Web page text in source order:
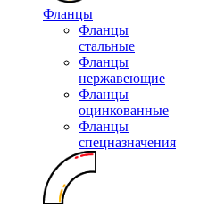
Фланцы
Фланцы
стальные
Фланцы
нержавеющие
Фланцы
оцинкованные
Фланцы
спецназначения